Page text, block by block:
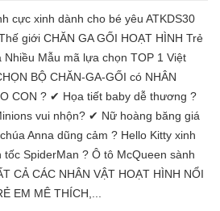
cực xinh dành cho bé yêu ATKDS30
giới CHĂN GA GỐI HOẠT HÌNH Trẻ
Mẫu mã lựa chọn TOP 1 Việt
BỘ CHĂN-GA-GỐI có NHÂN
CON ? ✔ Họa tiết baby dễ thương ?
vui nhộn? ✔ Nữ hoàng băng giá
Anna dũng cảm ? Hello Kitty xinh
SpiderMan ? Ô tô McQueen sành
CẢ CÁC NHÂN VẬT HOẠT HÌNH NỔI
EM MÊ THÍCH,...